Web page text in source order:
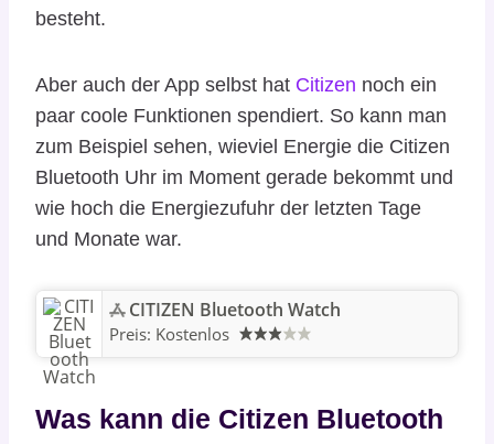
besteht.
Aber auch der App selbst hat Citizen noch ein
paar coole Funktionen spendiert. So kann man
zum Beispiel sehen, wieviel Energie die Citizen
Bluetooth Uhr im Moment gerade bekommt und
wie hoch die Energiezufuhr der letzten Tage
und Monate war.
CITIZEN Bluetooth Watch
Preis: Kostenlos
Was kann die Citizen Bluetooth